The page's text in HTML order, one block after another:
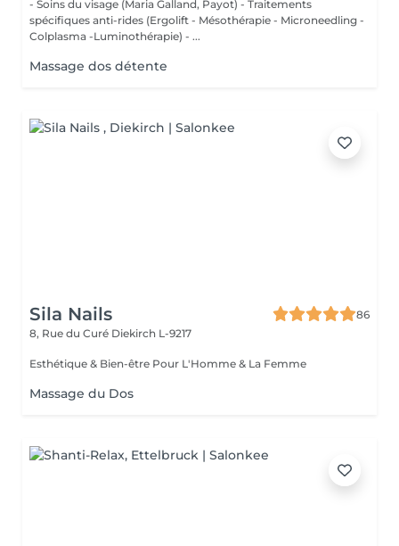
- Soins du visage (Maria Galland, Payot) - Traitements
spécifiques anti-rides (Ergolift - Mésothérapie - Microneedling -
Colplasma -Luminothérapie) - ...
Massage dos détente
Sila Nails
86
8, Rue du Curé Diekirch L-9217
Esthétique & Bien-être Pour L'Homme & La Femme
Massage du Dos